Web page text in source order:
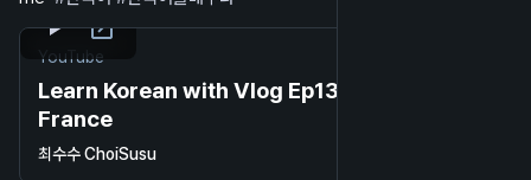
YouTube
Learn Korean with Vlog Ep13 | My Life in
France
최수수 ChoiSusu